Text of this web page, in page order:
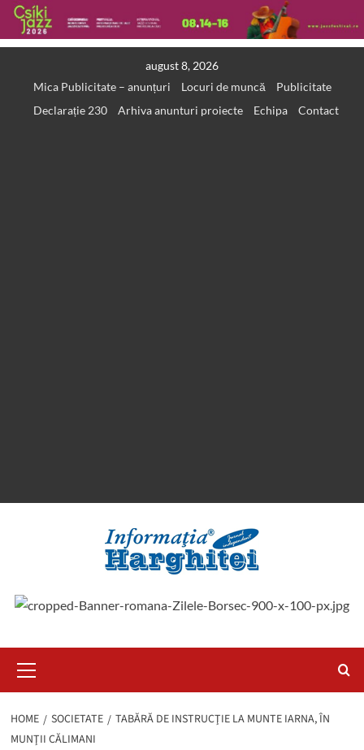
august 8, 2026
Mica Publicitate – anunțuri
Locuri de muncă
Publicitate
Declarație 230
Arhiva anunturi proiecte Echipa Contact
Menu
HOME SOCIETATE
TABĂRĂ DE INSTRUCŢIE LA MUNTE IARNA, ÎN
MUNŢII CĂLIMANI